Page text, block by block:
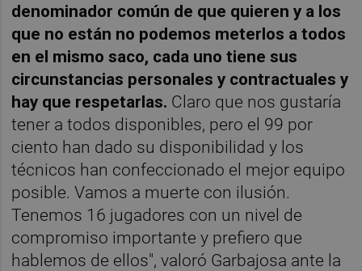
denominador común de que quieren y a los
que no están no podemos meterlos a todos
en el mismo saco, cada uno tiene sus
circunstancias personales y contractuales y
hay que respetarlas. Claro que nos gustaría
tener a todos disponibles, pero el 99 por
ciento han dado su disponibilidad y los
técnicos han confeccionado el mejor equipo
posible. Vamos a muerte con ilusión.
Tenemos 16 jugadores con un nivel de
compromiso importante y prefiero que
hablemos de ellos", valoró Garbajosa ante la